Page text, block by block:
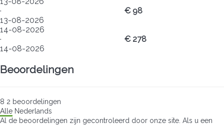
·
13-08-2026
€ 98
14-08-2026
·
14-08-2026
€ 278
Beoordelingen
8 2 beoordelingen
Alle Nederlands
Al de beoordelingen zijn gecontroleerd door onze site. Als u een